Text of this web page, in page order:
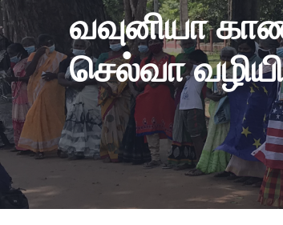
வவுனியா
செல்வா